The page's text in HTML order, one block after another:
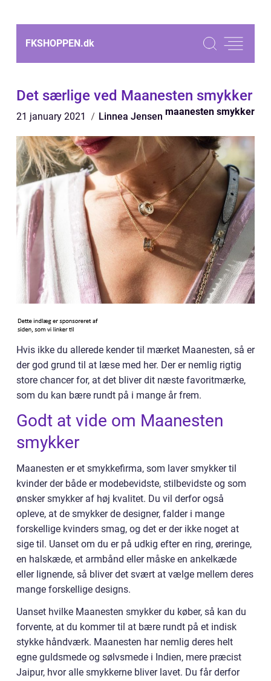
FKSHOPPEN.dk
Det særlige ved Maanesten smykker
21 january 2021 Linnea Jensen maanesten smykker
Hvis ikke du allerede kender til mærket Maanesten, så er
der god grund til at læse med her. Der er nemlig rigtig
store chancer for, at det bliver dit næste favoritmærke,
som du kan bære rundt på i mange år frem.
Godt at vide om Maanesten
smykker
Maanesten er et smykkefirma, som laver smykker til
kvinder der både er modebevidste, stilbevidste og som
ønsker smykker af høj kvalitet. Du vil derfor også
opleve, at de smykker de designer, falder i mange
forskellige kvinders smag, og det er der ikke noget at
sige til. Uanset om du er på udkig efter en ring, øreringe,
en halskæde, et armbånd eller måske en ankelkæde
eller lignende, så bliver det svært at vælge mellem deres
mange forskellige designs.
Uanset hvilke Maanesten smykker du køber, så kan du
forvente, at du kommer til at bære rundt på et indisk
stykke håndværk. Maanesten har nemlig deres helt
egne guldsmede og sølvsmede i Indien, mere præcist
Jaipur, hvor alle smykkerne bliver lavet. Du får derfor